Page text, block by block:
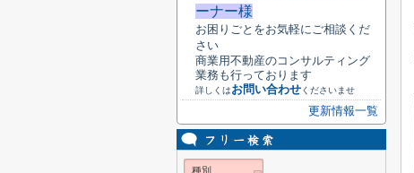
ーナー様
お困りごとをお気軽にご相談くだ
さい
商業用不動産のコンサルティング
業務も行っております
詳しくはお問い合わせくださいませ
更新情報一覧
種別